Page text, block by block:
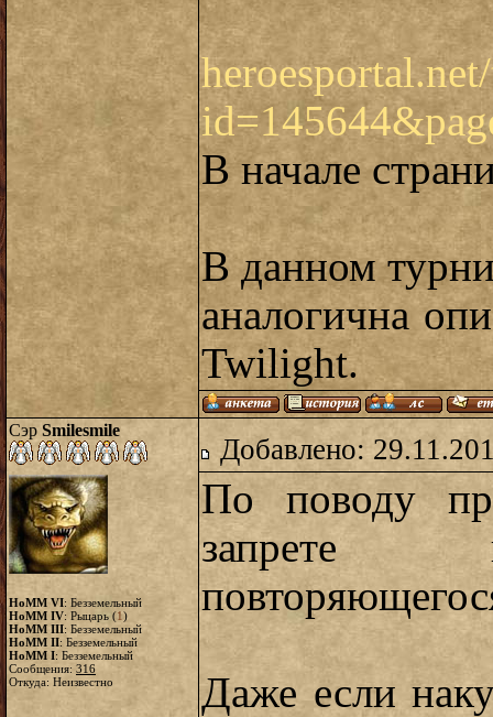
В начале
В данном
аналогична
Twilight.
Сэр Smilesmile
HoMM VI: Безземельный
HoMM IV: Рыцарь (1)
HoMM III: Безземельный
HoMM II: Безземельный
HoMM I: Безземельный
Сообщения: 316
Откуда: Неизвестно
Добавлено:
По поводу
запрете
Даже если